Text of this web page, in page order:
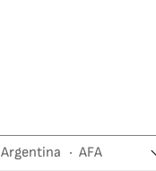
Argentina
AFA